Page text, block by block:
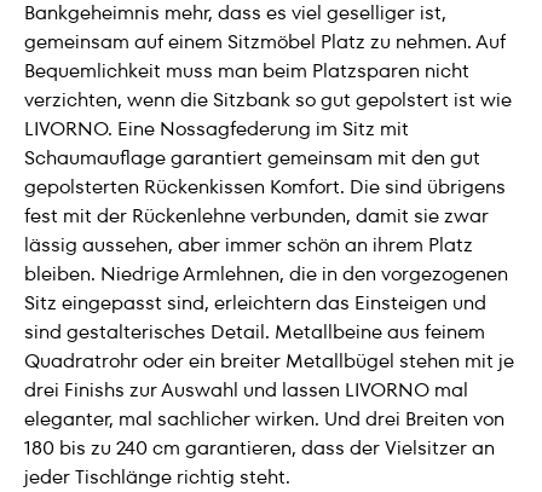
Bankgeheimnis mehr, dass es viel geselliger ist,
gemeinsam auf einem Sitzmöbel Platz zu nehmen. Auf
Bequemlichkeit muss man beim Platzsparen nicht
verzichten, wenn die Sitzbank so gut gepolstert ist wie
LIVORNO. Eine Nossagfederung im Sitz mit
Schaumauflage garantiert gemeinsam mit den gut
gepolsterten Rückenkissen Komfort. Die sind übrigens
fest mit der Rückenlehne verbunden, damit sie zwar
lässig aussehen, aber immer schön an ihrem Platz
bleiben. Niedrige Armlehnen, die in den vorgezogenen
Sitz eingepasst sind, erleichtern das Einsteigen und
sind gestalterisches Detail. Metallbeine aus feinem
Quadratrohr oder ein breiter Metallbügel stehen mit je
drei Finishs zur Auswahl und lassen LIVORNO mal
eleganter, mal sachlicher wirken. Und drei Breiten von
180 bis zu 240 cm garantieren, dass der Vielsitzer an
jeder Tischlänge richtig steht.